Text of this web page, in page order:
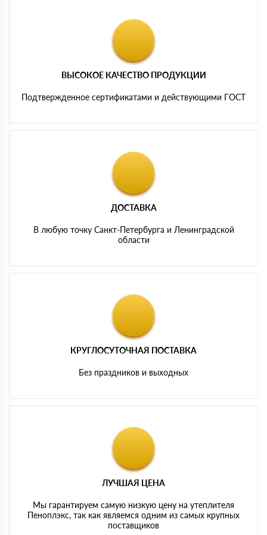
ВЫСОКОЕ КАЧЕСТВО ПРОДУКЦИИ
Подтвержденное сертификатами и действующими ГОСТ
ДОСТАВКА
В любую точку Санкт-Петербурга и Ленинградской
области
КРУГЛОСУТОЧНАЯ ПОСТАВКА
Без праздников и выходных
ЛУЧШАЯ ЦЕНА
Мы гарантируем самую низкую цену на утеплителя
Пеноплэкс, так как являемся одним из самых крупных
поставщиков